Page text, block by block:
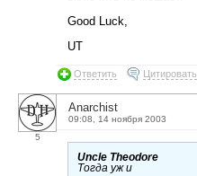
Good Luck,
UT
Ответить Цитировать
5
Anarchist
09:08, 14 ноября 2003
Uncle Theodore
Тогда уж и